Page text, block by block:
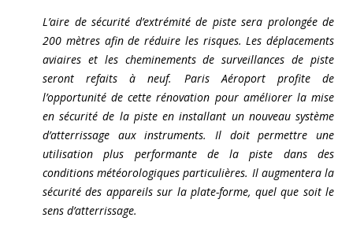
L’aire de sécurité d’extrémité de piste sera prolongée de
200 mètres afin de réduire les risques. Les déplacements
aviaires et les cheminements de surveillances de piste
seront refaits à neuf. Paris Aéroport profite de
l’opportunité de cette rénovation pour améliorer la mise
en sécurité de la piste en installant un nouveau système
d’atterrissage aux instruments. Il doit permettre une
utilisation plus performante de la piste dans des
conditions météorologiques particulières. Il augmentera la
sécurité des appareils sur la plate-forme, quel que soit le
sens d’atterrissage.